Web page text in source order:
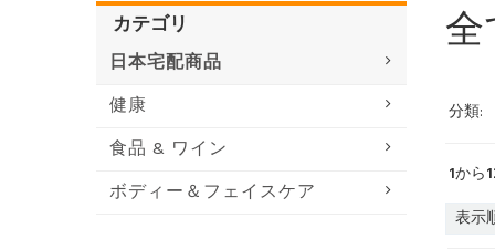
カテゴリ
日本宅配商品
健康
食品 & ワイン
ボディー＆フェイスケア
分類:
1から
表示